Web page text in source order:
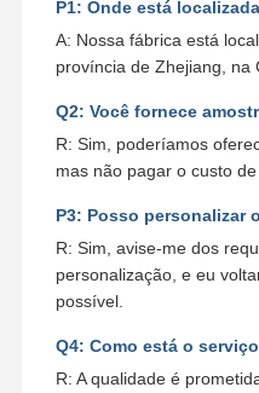
P1: Onde está
A: Nossa fábrica está
província de Zhejiang, na
Q2: Você fornece
R: Sim, poderíamos
mas não pagar o custo de
P3: Posso personalizar
R: Sim, avise-me dos
personalização, e eu
possível.
Q4: Como está o
R: A qualidade é